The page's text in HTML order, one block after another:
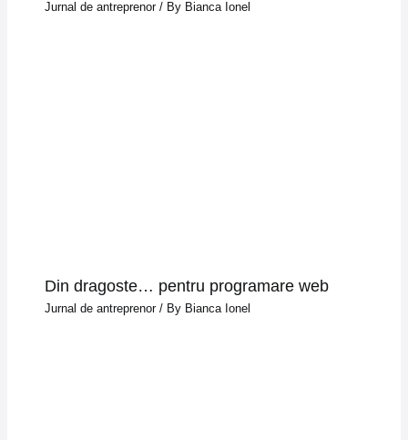
Jurnal de antreprenor/ By Bianca Ionel
Din dragoste… pentru programare web
Jurnal de antreprenor/ By Bianca Ionel